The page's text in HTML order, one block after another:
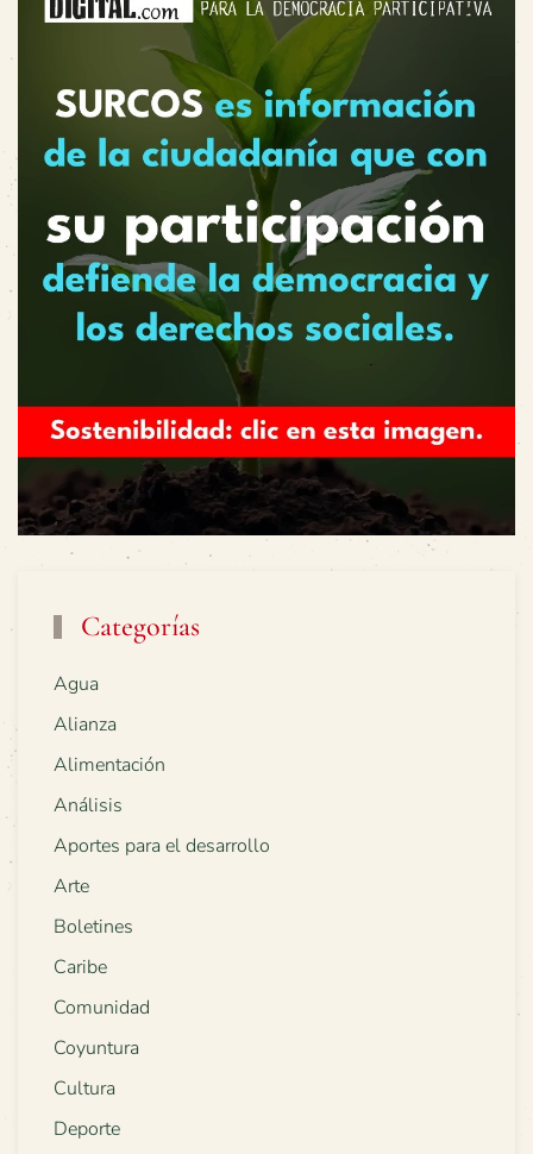
Categorías
Agua
Alianza
Alimentación
Análisis
Aportes para el desarrollo
Arte
Boletines
Caribe
Comunidad
Coyuntura
Cultura
Deporte